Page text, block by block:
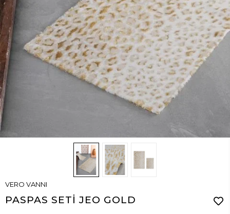
VERO VANNI
PASPAS SETİ JEO GOLD